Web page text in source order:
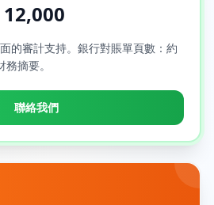
的審計支持。銀行對賬單頁數：約
摘要。
聯絡我們